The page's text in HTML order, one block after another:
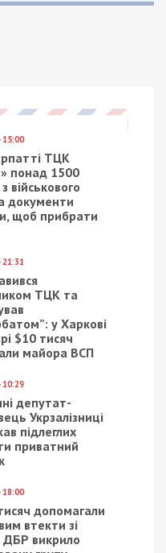
22/11/2017 - 16:30
накрыло снегом:
фото
1/01/2026 - 9:11
та вночі ворог
атаки на
район, –